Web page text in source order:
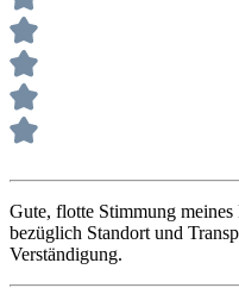
Gute, flotte Stimmung
bezüglich Standort und
Verständigung.